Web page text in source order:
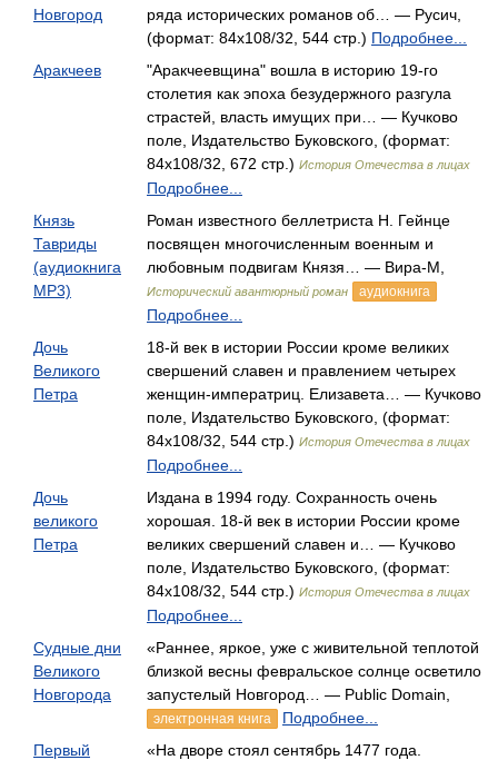
Новгород
ряда исторических романов об… — Русич,
(формат: 84x108/32, 544 стр.) Подробнее...
Аракчеев
"Аракчеевщина" вошла в историю 19-го
столетия как эпоха безудержного разгула
страстей, власть имущих при… — Кучково
поле, Издательство Буковского, (формат:
84x108/32, 672 стр.) История Отечества в лицах
Подробнее...
Князь
Тавриды
(аудиокнига
MP3)
Роман известного беллетриста Н. Гейнце
посвящен многочисленным военным и
любовным подвигам Князя… — Вира-М,
Исторический авантюрный роман аудиокнига
Подробнее...
Дочь
Великого
Петра
18-й век в истории России кроме великих
свершений славен и правлением четырех
женщин-императриц. Елизавета… — Кучково
поле, Издательство Буковского, (формат:
84x108/32, 544 стр.) История Отечества в лицах
Подробнее...
Дочь
великого
Петра
Издана в 1994 году. Сохранность очень
хорошая. 18-й век в истории России кроме
великих свершений славен и… — Кучково
поле, Издательство Буковского, (формат:
84x108/32, 544 стр.) История Отечества в лицах
Подробнее...
Судные дни
Великого
Новгорода
«Раннее, яркое, уже с живительной теплотой
близкой весны февральское солнце осветило
запустелый Новгород… — Public Domain,
электронная книга
Подробнее...
Первый
«На дворе стоял сентябрь 1477 года.